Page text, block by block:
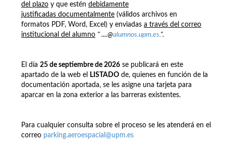
del plazo y que estén debidamente
justificadas documentalmente (válidos archivos en
formatos PDF, Word, Excel) y enviadas a través del correo
institucional del alumno " ....@alumnos.upm.es.".
El día 25 de septiembre de 2026 se publicará en este
apartado de la web el
LISTADO de, quienes en función de la
documentación aportada, se les asigne una tarjeta para
aparcar en la zona exterior a las barreras existentes.
Para cualquier consulta sobre el proceso se les atenderá en el
correo parking.aeroespacial@upm.es